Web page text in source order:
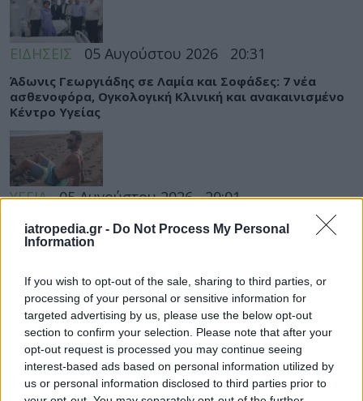
iatropedia.gr - Do Not Process My Personal
Information
If you wish to opt-out of the sale, sharing to third parties, or
processing of your personal or sensitive information for
targeted advertising by us, please use the below opt-out
section to confirm your selection. Please note that after your
opt-out request is processed you may continue seeing
interest-based ads based on personal information utilized by
us or personal information disclosed to third parties prior to
ΕΙΔΗΣΕΙΣ 05 Αυγούστου 2026 20:31
Άδωνις Γεωργιάδης σε Λαμία και Σοφάδες: 7 νέα
ασθενοφόρα, Ογκολογική Κλινική και ανακαινισμένο
Κέντρο Υγείας
ΥΓΕΙΑ 05 Αυγούστου 2026 20:01
Πώς στυτική λειτουργία και σπέρμα «πλήττονται»
από τη ζέστη – Μέτρα προστασίας στις διακοπές
ΕΙΔΗΣΕΙΣ 05 Αυγούστου 2026 19:31
Γλυφάδα: Επιχείρηση διάσωσης 45χρονου που
παρασύρθηκε στα ανοιχτά